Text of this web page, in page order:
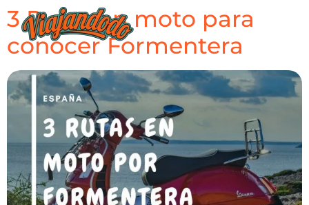
3 Rutas en moto para
conocer Formentera